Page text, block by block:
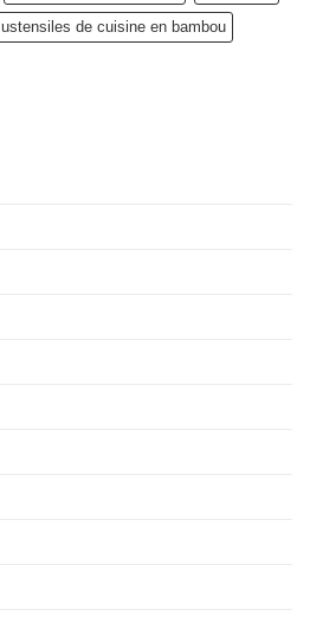
ustensiles de cuisine en bambou